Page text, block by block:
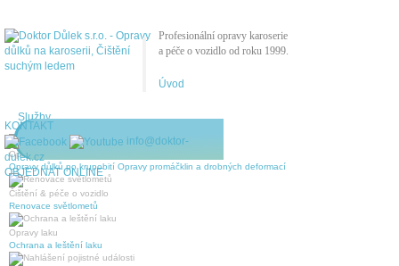
Profesionální opravy karoserie
a péče o vozidlo od roku 1999.
Úvod
Služby
Opravy karoserie bez lakování
Opravy důlků po krupobití Opravy promáčklin a drobných deformací
Čištění & péče o vozidlo
Renovace světlometů
Opravy laku
Ochrana a leštění laku
KONTAKT
info@doktor-
dulek.cz
OBJEDNAT ONLINE